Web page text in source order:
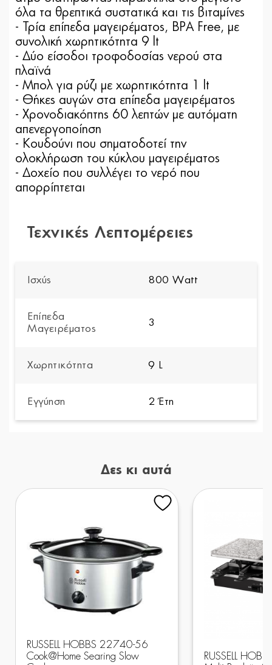
όλα τα θρεπτικά συστατικά και τις βιταμίνες
- Τρία επίπεδα μαγειρέματος, BPA Free, με
συνολική χωρητικότητα 9 lt
- Δύο είσοδοι τροφοδοσίας νερού στα
πλαϊνά
- Μπολ για ρύζι με χωρητικότητα 1 lt
- Θήκες αυγών στα επίπεδα μαγειρέματος
- Χρονοδιακόπτης 60 λεπτών με αυτόματη
απενεργοποίηση
- Κουδούνι που σηματοδοτεί την
ολοκλήρωση του κύκλου μαγειρέματος
- Δοχείο που συλλέγει το νερό που
απορρίπτεται
Τεχνικές Λεπτομέρειες
Ισχύς 800 Watt
Επίπεδα
Μαγειρέματος
3
Χωρητικότητα 9 L
Εγγύηση 2 Έτη
Δες κι αυτά
RUSSELL HOBBS 22740-56
Cook@Home Searing Slow
RUSSELL